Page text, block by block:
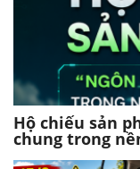
Hộ chiếu sản
chung trong